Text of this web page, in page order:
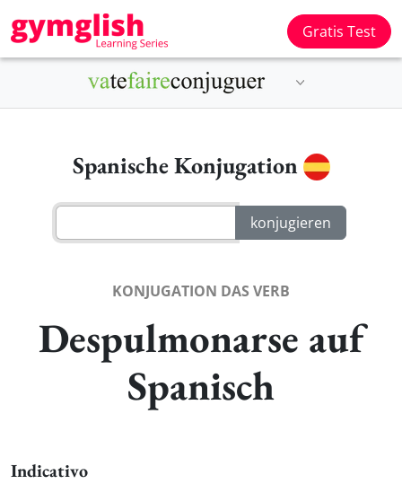
Gratis Test
Spanische Konjugation
KONJUGATION DAS VERB
Despulmonarse auf
Spanisch
Indicativo